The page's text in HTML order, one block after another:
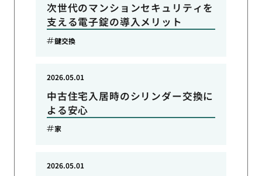
次世代のマンションセキュリティを
支える電子錠の導入メリット
鍵交換
中古住宅入居時のシリンダー交換に
よる安心
2026.05.01
家
2026.05.01